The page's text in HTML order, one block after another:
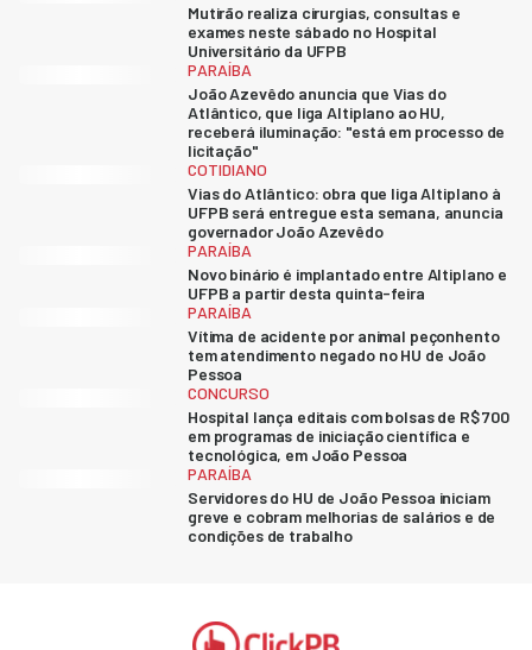
Mutirão realiza cirurgias, consultas e
exames neste sábado no Hospital
Universitário da UFPB
PARAÍBA
João Azevêdo anuncia que Vias do
Atlântico, que liga Altiplano ao HU,
receberá iluminação: "está em processo de
licitação"
COTIDIANO
Vias do Atlântico: obra que liga Altiplano à
UFPB será entregue esta semana, anuncia
governador João Azevêdo
PARAÍBA
Novo binário é implantado entre Altiplano e
UFPB a partir desta quinta-feira
PARAÍBA
Vítima de acidente por animal peçonhento
tem atendimento negado no HU de João
Pessoa
CONCURSO
Hospital lança editais com bolsas de R$ 700
em programas de iniciação científica e
tecnológica, em João Pessoa
PARAÍBA
Servidores do HU de João Pessoa iniciam
greve e cobram melhorias de salários e de
condições de trabalho